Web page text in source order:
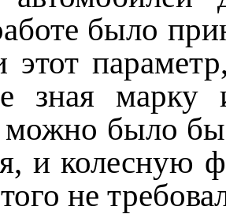
было
этот
зная марку
можно было
и колесную
не